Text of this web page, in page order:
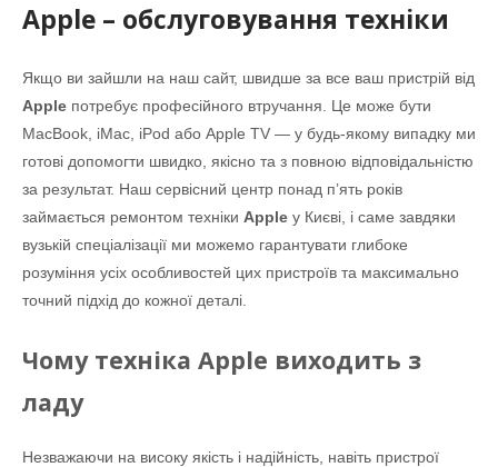
Apple – обслуговування техніки
Якщо ви зайшли на наш сайт, швидше за все ваш пристрій від
Apple потребує професійного втручання. Це може бути
MacBook, iMac, iPod або Apple TV — у будь-якому випадку ми
готові допомогти швидко, якісно та з повною відповідальністю
за результат. Наш сервісний центр понад п’ять років
займається ремонтом техніки Apple у Києві, і саме завдяки
вузькій спеціалізації ми можемо гарантувати глибоке
розуміння усіх особливостей цих пристроїв та максимально
точний підхід до кожної деталі.
Чому техніка Apple виходить з
ладу
Незважаючи на високу якість і надійність, навіть пристрої